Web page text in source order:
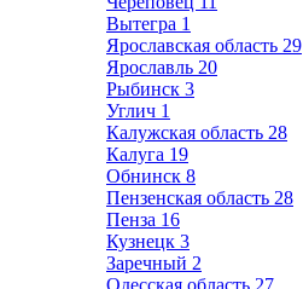
Вытегра 1
Ярославская область 29
Ярославль 20
Рыбинск 3
Углич 1
Калужская область 28
Калуга 19
Обнинск 8
Пензенская область 28
Пенза 16
Кузнецк 3
Заречный 2
Одесская область 27